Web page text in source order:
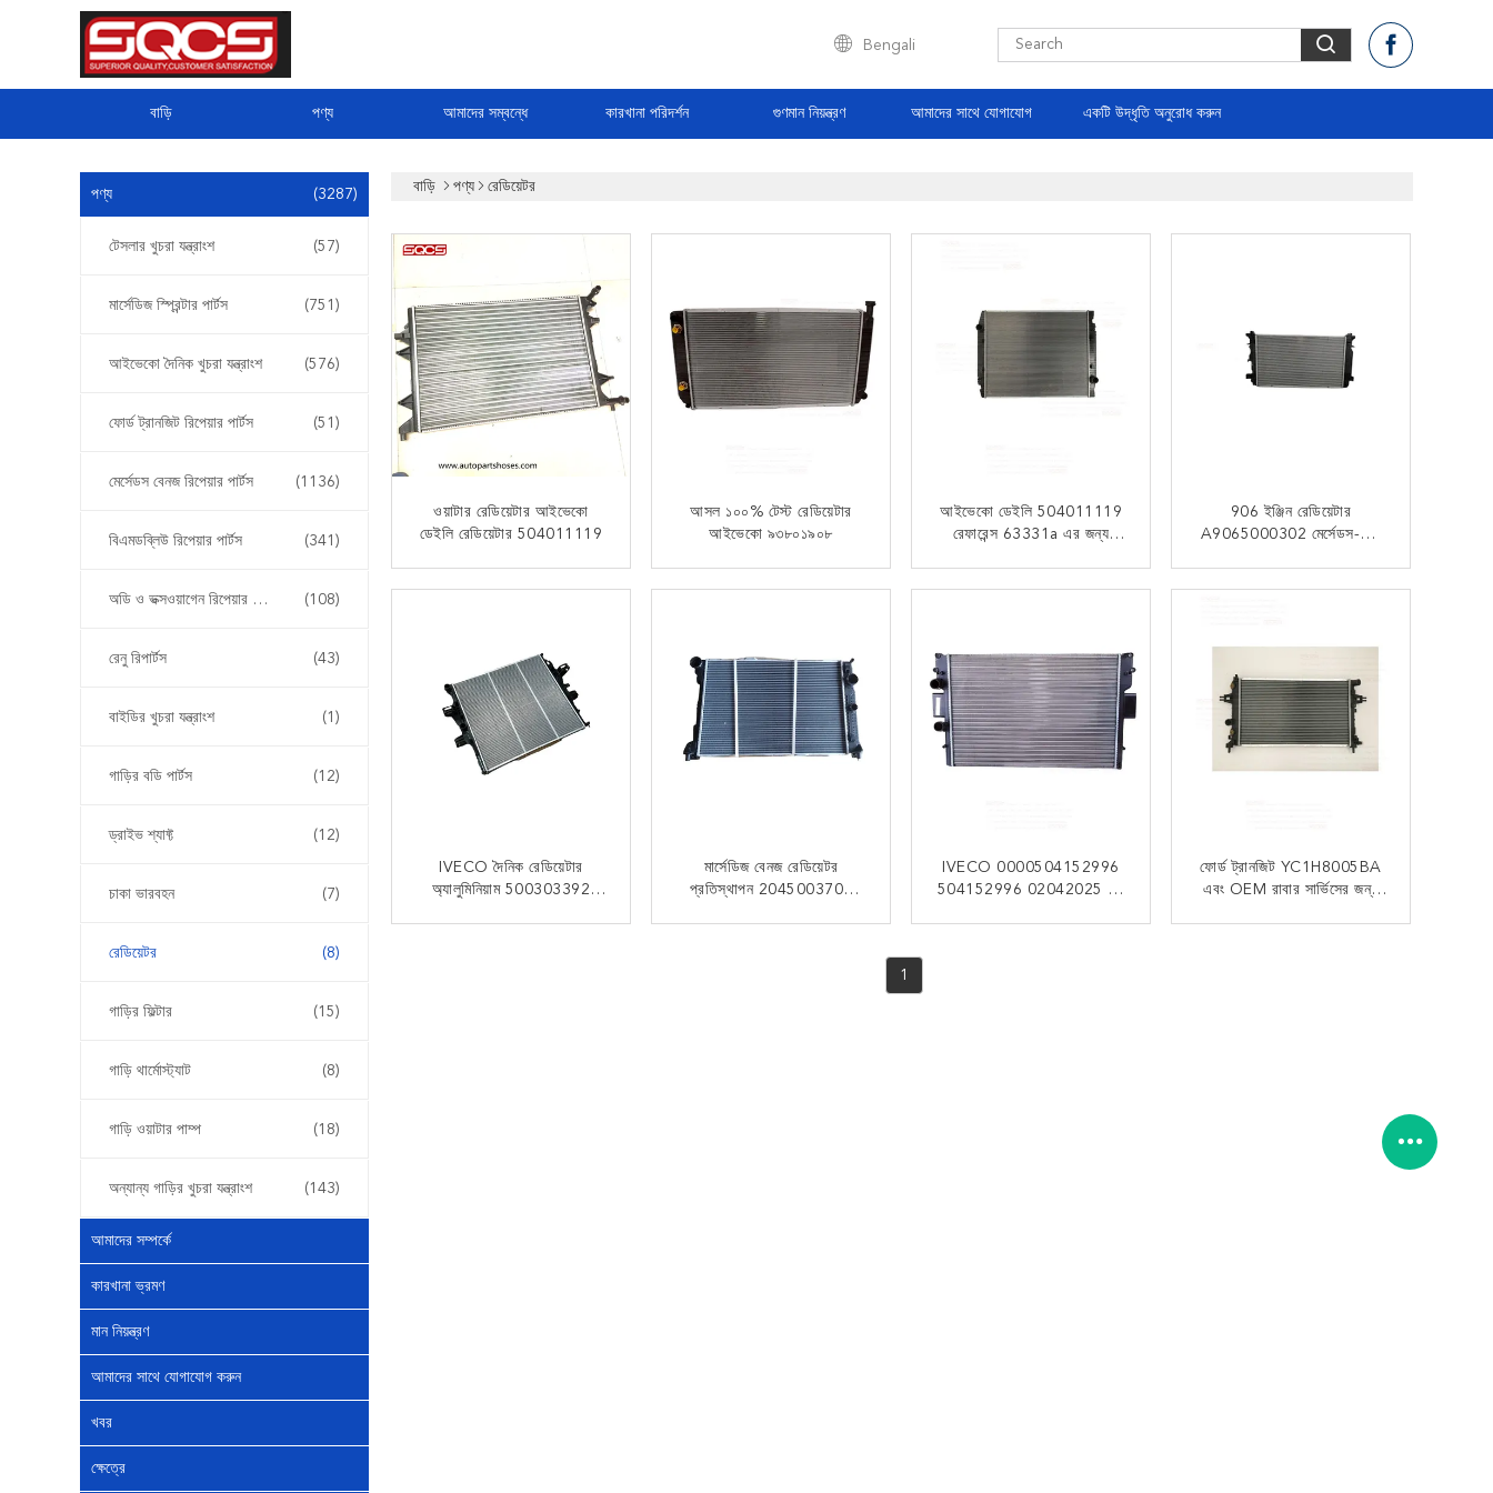
Bengali
বাড়ি পণ্য আমাদের সম্বন্ধে কারখানা পরিদর্শন গুণমান নিয়ন্ত্রণ আমাদের সাথে যোগাযোগ একটি উদ্ধৃতি অনুরোধ করুন
পণ্য (3287)
টেসলার খুচরা যন্ত্রাংশ (57)
মার্সেডিজ স্প্রিন্টার পার্টস (751)
আইভেকো দৈনিক খুচরা যন্ত্রাংশ (576)
ফোর্ড ট্রানজিট রিপেয়ার পার্টস (51)
মের্সেডস বেনজ রিপেয়ার পার্টস (1136)
বিএমডব্লিউ রিপেয়ার পার্টস (341)
অডি ও ভক্সওয়াগেন রিপেয়ার পার্টস (108)
রেনু রিপার্টস (43)
বাইডির খুচরা যন্ত্রাংশ (1)
গাড়ির বডি পার্টস (12)
ড্রাইভ শ্যাফ্ট (12)
চাকা ভারবহন (7)
রেডিয়েটর (8)
গাড়ির ফিল্টার (15)
গাড়ি থার্মোস্ট্যাট (8)
গাড়ি ওয়াটার পাম্প (18)
অন্যান্য গাড়ির খুচরা যন্ত্রাংশ (143)
আমাদের সম্পর্কে
কারখানা ভ্রমণ
মান নিয়ন্ত্রণ
আমাদের সাথে যোগাযোগ করুন
খবর
ক্ষেত্রে
বাড়ি পণ্য রেডিয়েটর
ওয়াটার রেডিয়েটার আইভেকো
ডেইলি রেডিয়েটার 504011119
এখন যোগাযোগ
আসল ১০০% টেস্ট রেডিয়েটার
আইভেকো ৯৩৮০১৯০৮
এখন যোগাযোগ
আইভেকো ডেইলি 504011119
রেফারেন্স 63331a এর জন্য
এখন যোগাযোগ
906 ইঞ্জিন রেডিয়েটার
A9065000302 মের্সেডস-বেঞ্জ
এখন যোগাযোগ
IVECO দৈনিক রেডিয়েটার
অ্যালুমিনিয়াম 500303392
মার্সেডিজ বেনজ রেডিয়েটর
প্রতিস্থাপন 2045003703
IVECO 0000504152996
504152996 02042025 এর
ফোর্ড ট্রানজিট YC1H8005BA
এবং OEM রাবার সার্ভিসের জন্য
1